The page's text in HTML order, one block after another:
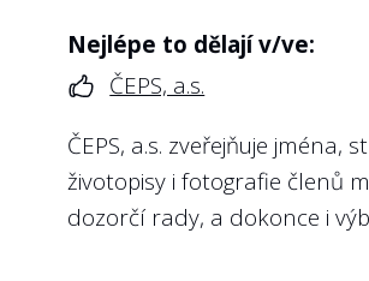
každé státní firmy
vychází např. z
12. 2018 č. 835
odměňování vedoucích
členů orgánů ovládaných
společností s majetkovou
Nejlépe to dělají v/ve:
ČEPS, a.s.
ČEPS, a.s. zveřejňuje jména,
životopisy i fotografie členů
dozorčí rady, a dokonce i